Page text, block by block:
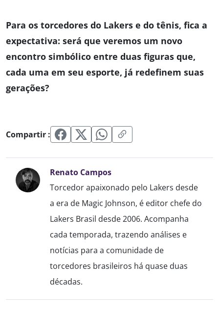
Para os torcedores do Lakers e do tênis, fica a
expectativa: será que veremos um novo
encontro simbólico entre duas figuras que,
cada uma em seu esporte, já redefinem suas
gerações?
Compartir :
Renato Campos
Torcedor apaixonado pelo Lakers desde
a era de Magic Johnson, é editor chefe do
Lakers Brasil desde 2006. Acompanha
cada temporada, trazendo análises e
notícias para a comunidade de
torcedores brasileiros há quase duas
décadas.